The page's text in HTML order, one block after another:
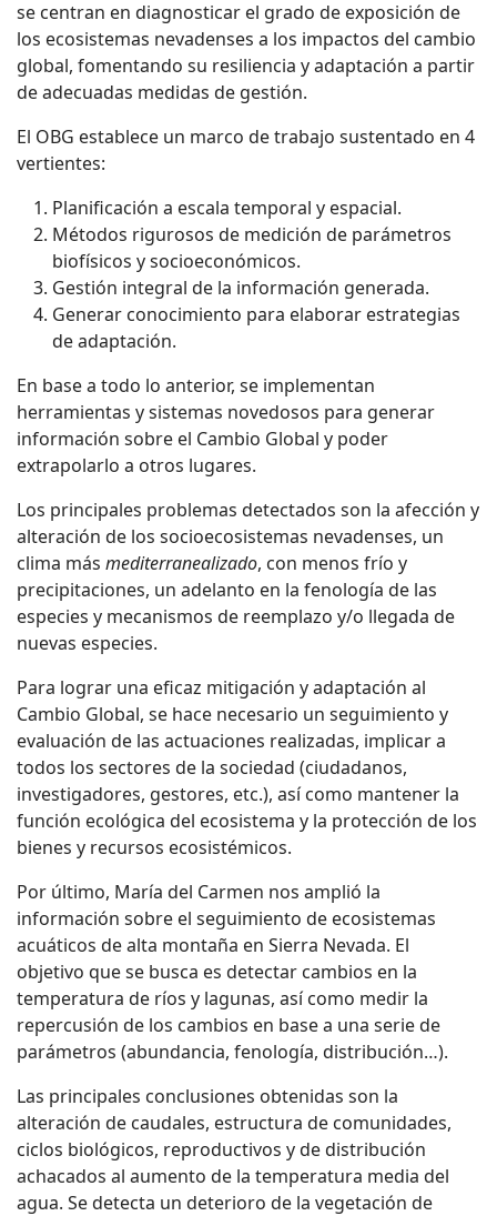
se centran en diagnosticar el grado de exposición de
los ecosistemas nevadenses a los impactos del cambio
global, fomentando su resiliencia y adaptación a partir
de adecuadas medidas de gestión.
El OBG establece un marco de trabajo sustentado en 4
vertientes:
Planificación a escala temporal y espacial.
Métodos rigurosos de medición de parámetros
biofísicos y socioeconómicos.
Gestión integral de la información generada.
Generar conocimiento para elaborar estrategias
de adaptación.
En base a todo lo anterior, se implementan
herramientas y sistemas novedosos para generar
información sobre el Cambio Global y poder
extrapolarlo a otros lugares.
Los principales problemas detectados son la afección y
alteración de los socioecosistemas nevadenses, un
clima más mediterranealizado, con menos frío y
precipitaciones, un adelanto en la fenología de las
especies y mecanismos de reemplazo y/o llegada de
nuevas especies.
Para lograr una eficaz mitigación y adaptación al
Cambio Global, se hace necesario un seguimiento y
evaluación de las actuaciones realizadas, implicar a
todos los sectores de la sociedad (ciudadanos,
investigadores, gestores, etc.), así como mantener la
función ecológica del ecosistema y la protección de los
bienes y recursos ecosistémicos.
Por último, María del Carmen nos amplió la
información sobre el seguimiento de ecosistemas
acuáticos de alta montaña en Sierra Nevada. El
objetivo que se busca es detectar cambios en la
temperatura de ríos y lagunas, así como medir la
repercusión de los cambios en base a una serie de
parámetros (abundancia, fenología, distribución…).
Las principales conclusiones obtenidas son la
alteración de caudales, estructura de comunidades,
ciclos biológicos, reproductivos y de distribución
achacados al aumento de la temperatura media del
agua. Se detecta un deterioro de la vegetación de